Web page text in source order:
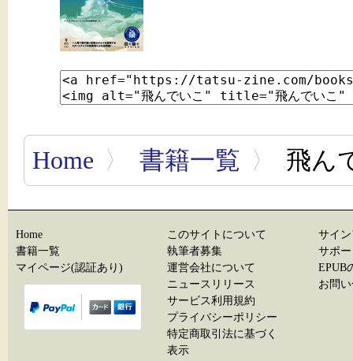
Home 〉 書籍一覧 〉 飛ん
Home
書籍一覧
マイページ(認証あり)
このサイトについて
執筆者募集
運営会社について
ニュースリリース
サービス利用規約
プライバシーポリシー
特定商取引法に基づく
表示
サイ
サポ
EPUB
お問